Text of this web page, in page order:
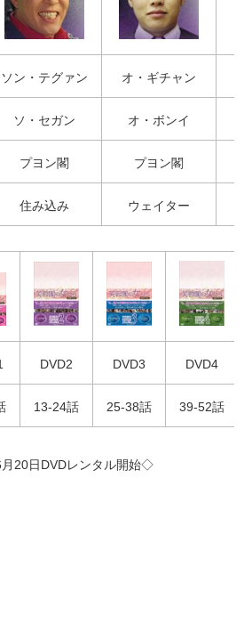
ソン・テグァン オ・ギチャン
ソ・セガン オ・ボンイ
プヨン閣 プヨン閣
住み込み ウェイター
DVD2 DVD3 DVD4
13-24話 25-38話 39-52話
20日DVDレンタル開始◇